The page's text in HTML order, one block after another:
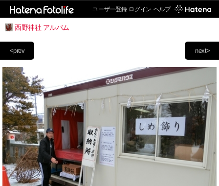
ユーザー登録 ログイン ヘルプ
西野神社 アルバム
next>
<prev